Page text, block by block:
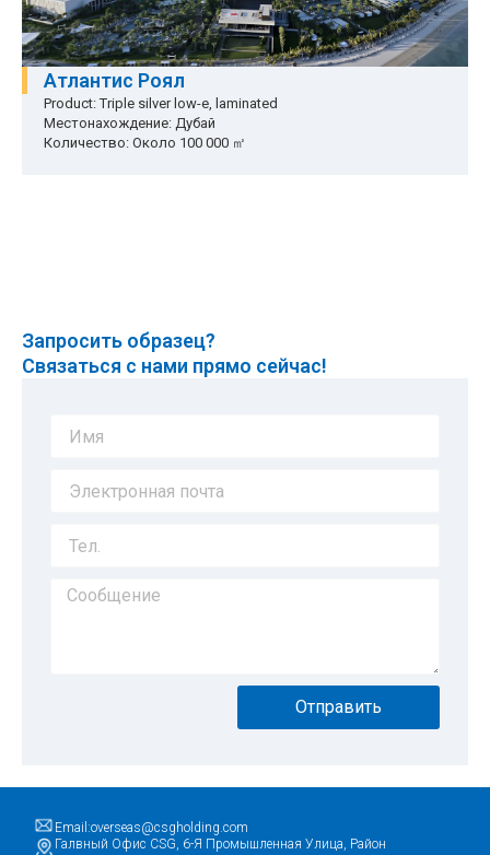
Атлантис Роял
Product: Triple silver low-e, laminated
Местонахождение: Дубай
Количество: Около 100 000 ㎡
Запросить образец?
Связаться с нами прямо сейчас!
Отправить
Email:overseas@csgholding.com
Галвный Офис CSG, 6-Я Промышленная Улица, Район